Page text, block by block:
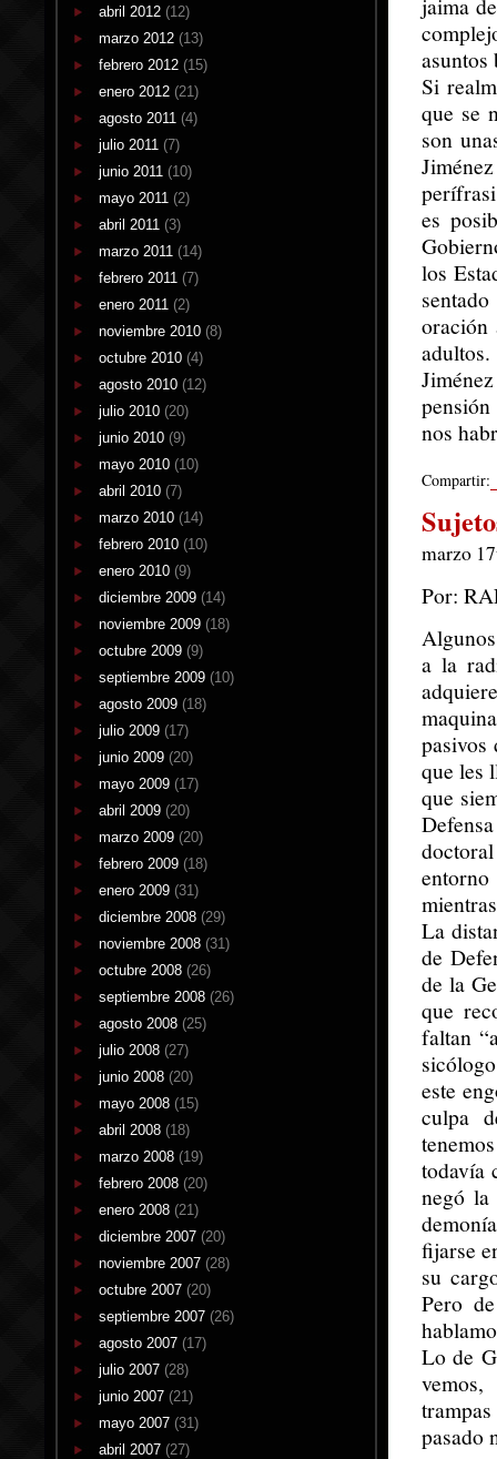
abril 2012 (12)
marzo 2012 (13)
febrero 2012 (15)
enero 2012 (21)
agosto 2011 (4)
julio 2011 (7)
junio 2011 (10)
mayo 2011 (2)
abril 2011 (3)
marzo 2011 (14)
febrero 2011 (7)
enero 2011 (2)
noviembre 2010 (8)
octubre 2010 (4)
agosto 2010 (12)
julio 2010 (20)
junio 2010 (9)
mayo 2010 (10)
abril 2010 (7)
marzo 2010 (14)
febrero 2010 (10)
enero 2010 (9)
diciembre 2009 (14)
noviembre 2009 (18)
octubre 2009 (9)
septiembre 2009 (10)
agosto 2009 (18)
julio 2009 (17)
junio 2009 (20)
mayo 2009 (17)
abril 2009 (20)
marzo 2009 (20)
febrero 2009 (18)
enero 2009 (31)
diciembre 2008 (29)
noviembre 2008 (31)
octubre 2008 (26)
septiembre 2008 (26)
agosto 2008 (25)
julio 2008 (27)
junio 2008 (20)
mayo 2008 (15)
abril 2008 (18)
marzo 2008 (19)
febrero 2008 (20)
enero 2008 (21)
diciembre 2007 (20)
noviembre 2007 (28)
octubre 2007 (20)
septiembre 2007 (26)
agosto 2007 (17)
julio 2007 (28)
junio 2007 (21)
mayo 2007 (31)
abril 2007 (27)
asuntos
Si
que se
son
es
los
oración
adultos.
nos
Compartir:
marzo
Por:
a la
pasivos
que les
que
La
de
de la
que
faltan
este
culpa
todavía
negó la
fijarse
su
Pero
Lo de
pasado